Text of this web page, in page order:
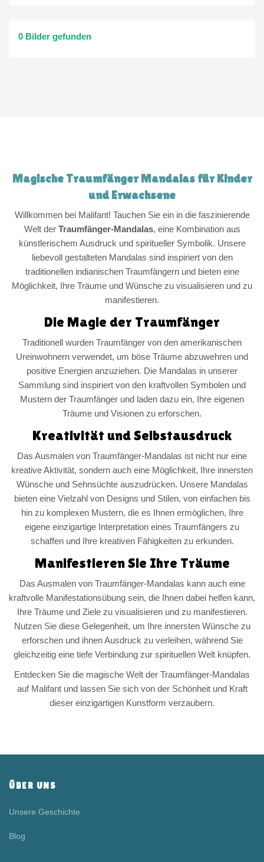
0 Bilder gefunden
Magische Traumfänger Mandalas für Kinder
und Erwachsene
Willkommen bei Malifant! Tauchen Sie ein in die faszinierende
Welt der Traumfänger-Mandalas, eine Kombination aus
künstlerischem Ausdruck und spiritueller Symbolik. Unsere
liebevoll gestalteten Mandalas sind inspiriert von den
traditionellen indianischen Traumfängern und bieten eine
Möglichkeit, Ihre Träume und Wünsche zu visualisieren und zu
manifestieren.
Die Magie der Traumfänger
Traditionell wurden Traumfänger von den amerikanischen
Ureinwohnern verwendet, um böse Träume abzuwehren und
positive Energien anzuziehen. Die Mandalas in unserer
Sammlung sind inspiriert von den kraftvollen Symbolen und
Mustern der Traumfänger und laden dazu ein, Ihre eigenen
Träume und Visionen zu erforschen.
Kreativität und Selbstausdruck
Das Ausmalen von Traumfänger-Mandalas ist nicht nur eine
kreative Aktivität, sondern auch eine Möglichkeit, Ihre innersten
Wünsche und Sehnsüchte auszudrücken. Unsere Mandalas
bieten eine Vielzahl von Designs und Stilen, von einfachen bis
hin zu komplexen Mustern, die es Ihnen ermöglichen, Ihre
eigene einzigartige Interpretation eines Traumfängers zu
schaffen und Ihre kreativen Fähigkeiten zu erkunden.
Manifestieren Sie Ihre Träume
Das Ausmalen von Traumfänger-Mandalas kann auch eine
kraftvolle Manifestationsübung sein, die Ihnen dabei helfen kann,
Ihre Träume und Ziele zu visualisieren und zu manifestieren.
Nutzen Sie diese Gelegenheit, um Ihre innersten Wünsche zu
erforschen und ihnen Ausdruck zu verleihen, während Sie
gleichzeitig eine tiefe Verbindung zur spirituellen Welt knüpfen.
Entdecken Sie die magische Welt der Traumfänger-Mandalas
auf Malifant und lassen Sie sich von der Schönheit und Kraft
dieser einzigartigen Kunstform verzaubern.
ÜBER UNS
Unsere Geschichte
Blog